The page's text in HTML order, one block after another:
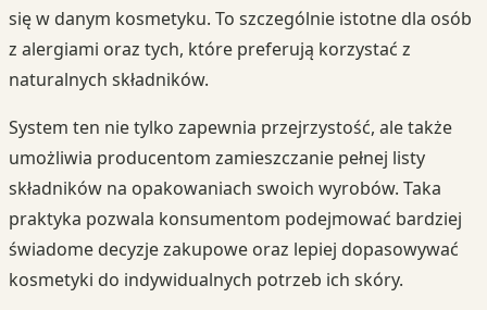
się w danym kosmetyku. To szczególnie istotne dla osób
z alergiami oraz tych, które preferują korzystać z
naturalnych składników.
System ten nie tylko zapewnia przejrzystość, ale także
umożliwia producentom zamieszczanie pełnej listy
składników na opakowaniach swoich wyrobów. Taka
praktyka pozwala konsumentom podejmować bardziej
świadome decyzje zakupowe oraz lepiej dopasowywać
kosmetyki do indywidualnych potrzeb ich skóry.